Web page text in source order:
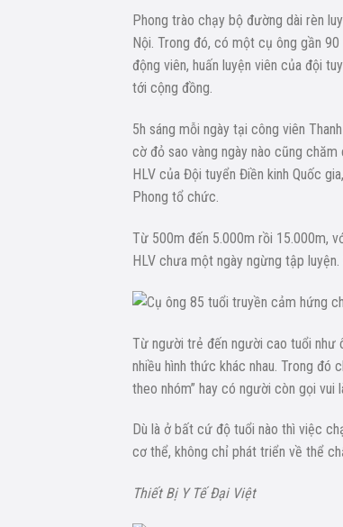
Phong trào chạy bộ đường dài rèn
Nội. Trong đó, có một cụ ông gần
động viên, huấn luyện viên của đội
tới cộng đồng.
5h sáng mỗi ngày tại công viên
cờ đỏ sao vàng ngày nào cũng
HLV của Đội tuyển Điền kinh Quốc
Phong tổ chức.
Từ 500m đến 5.000m rồi 15.000m,
HLV chưa một ngày ngừng tập
Từ người trẻ đến người cao tuổi như
nhiều hình thức khác nhau. Trong đó
theo nhóm” hay có người còn gọi vui
Dù là ở bất cứ độ tuổi nào thì việc
cơ thể, không chỉ phát triển về thể
Thiết Bị Y Tế Đại Việt